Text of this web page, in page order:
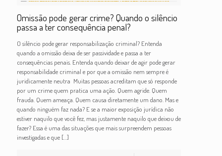
Omissão pode gerar crime? Quando o silêncio
passa a ter consequência penal?
O silêncio pode gerar responsabilização criminal? Entenda
quando a omissão deixa de ser passividade e passa a ter
consequências penais. Entenda quando deixar de agir pode gerar
responsabilidade criminal e por que a omissão nem sempre é
juridicamente neutra Muitas pessoas acreditam que só responde
por um crime quem pratica uma ação. Quem agride. Quem
frauda. Quem ameaça. Quem causa diretamente um dano. Mas e
quando ninguém faz nada? E se a maior exposição jurídica não
estiver naquilo que você fez, mas justamente naquilo que deixou de
fazer? Essa é uma das situações que mais surpreendem pessoas
investigadas e que[…]